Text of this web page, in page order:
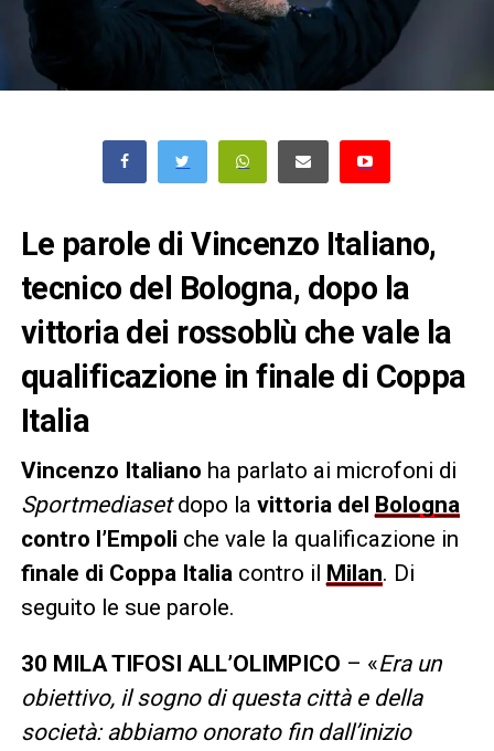
Le parole di Vincenzo Italiano,
tecnico del Bologna, dopo la
vittoria dei rossoblù che vale la
qualificazione in finale di Coppa
Italia
Vincenzo Italiano ha parlato ai microfoni di
Sportmediasetdopo la vittoria del Bologna
contro l’Empoli che vale la qualificazione in
finale di Coppa Italia contro il Milan. Di
seguito le sue parole.
30 MILA TIFOSI ALL’OLIMPICO – «Era un
obiettivo, il sogno di questa città e della
società: abbiamo onorato fin dall’inizio